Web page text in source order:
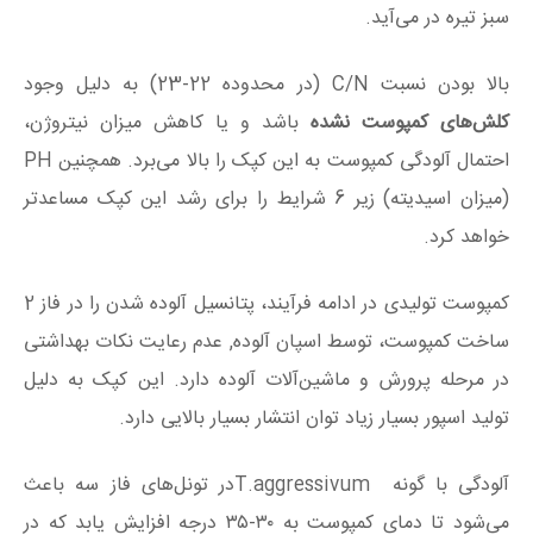
سبز تیره در می‌آید.
بالا بودن نسبت C/N (در محدوده 22-23) به دلیل وجود
کلش‌های کمپوست نشده باشد و یا کاهش میزان نیتروژن،
احتمال آلودگی کمپوست به این کپک را بالا می‌برد. همچنین PH
(میزان اسیدیته) زیر 6 شرایط را برای رشد این کپک مساعد‌تر
خواهد کرد.
کمپوست تولیدی در ادامه فرآیند، پتانسیل آلوده شدن را در فاز 2
ساخت کمپوست، توسط اسپان آلوده, عدم رعایت نکات بهداشتی
در مرحله پرورش و ماشین‌آلات آلوده دارد. این کپک به دلیل
تولید اسپور بسیار زیاد توان انتشار بسیار بالایی دارد.
آلودگی با گونه T.aggressivumدر تونل‌‌های فاز سه باعث
می‌شود تا دمای کمپوست به ۳۰-۳۵ درجه افزایش یابد که در